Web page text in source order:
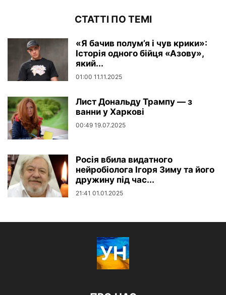
СТАТТІ ПО ТЕМІ
«Я бачив полум’я і чув крики»:
Історія одного бійця «Азову»,
який...
01:00 11.11.2025
Лист Дональду Трампу — з
ванни у Харкові
00:49 19.07.2025
Росія вбила видатного
нейробіолога Ігоря Зиму та його
дружину під час...
21:41 01.01.2025